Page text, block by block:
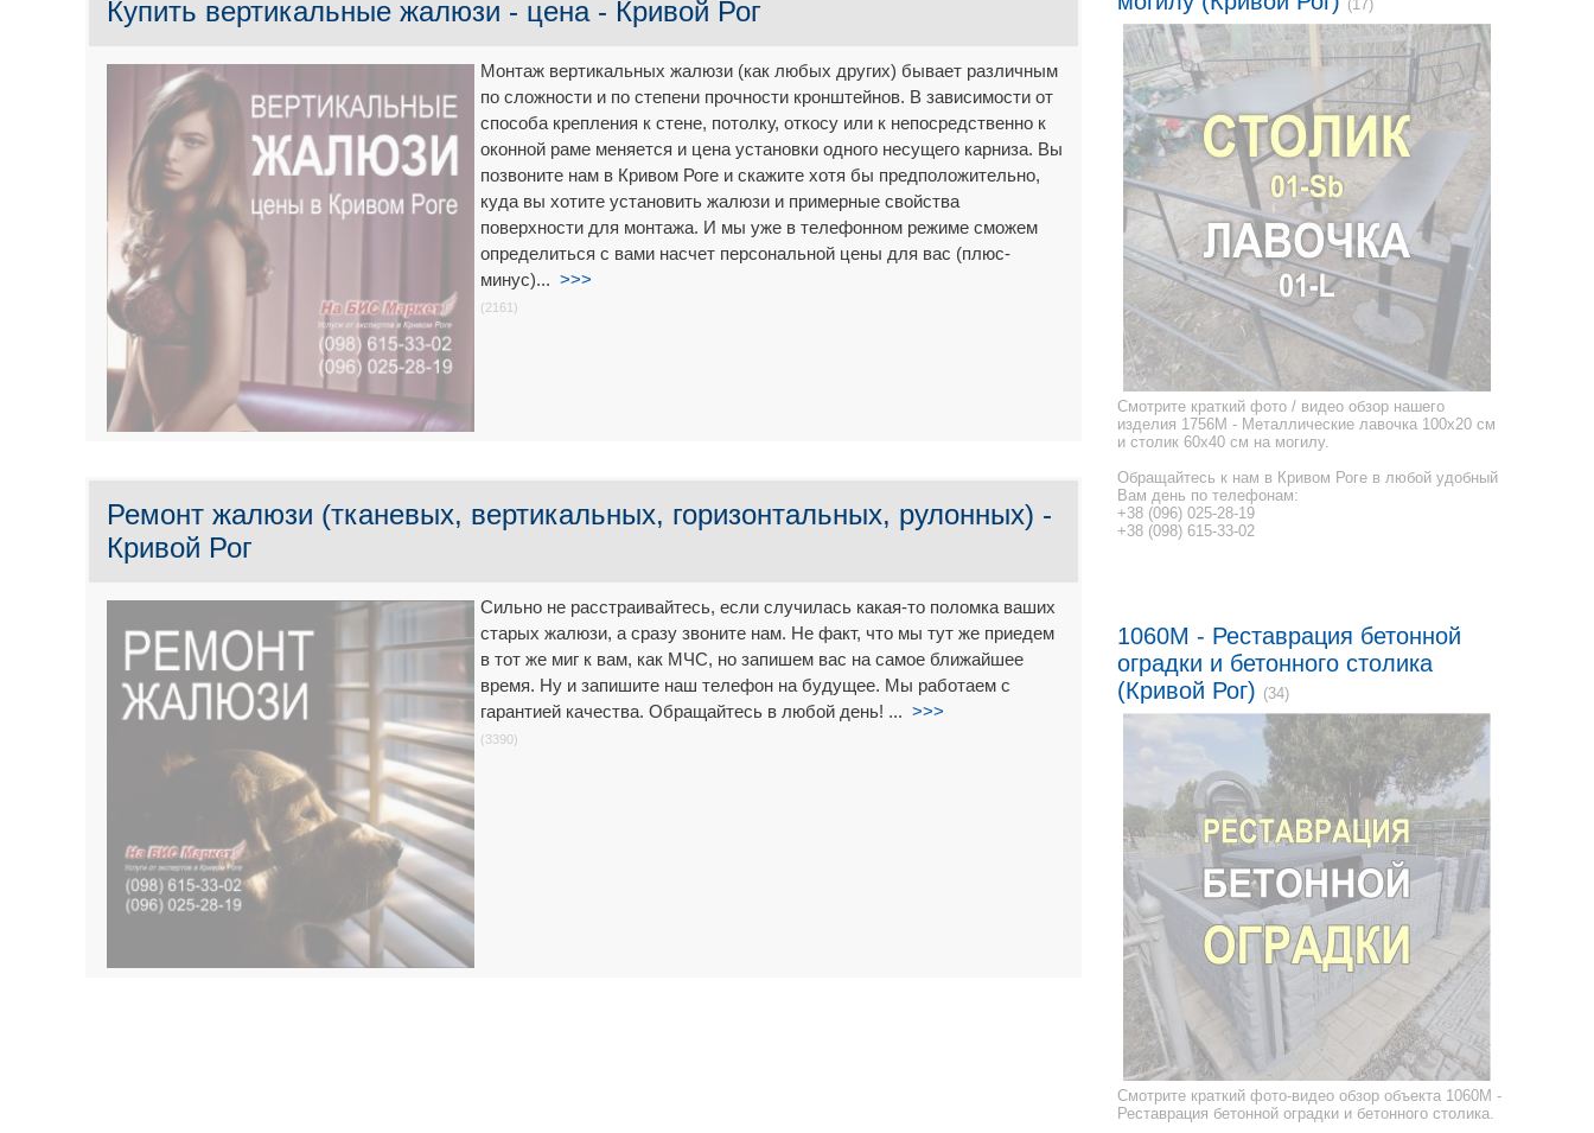
Купить вертикальные жалюзи - цена - Кривой Рог
Монтаж вертикальных жалюзи (как любых других) бывает различным
по сложности и по степени прочности кронштейнов. В зависимости от
способа крепления к стене, потолку, откосу или к непосредственно к
оконной раме меняется и цена установки одного несущего карниза. Вы
позвоните нам в Кривом Роге и скажите хотя бы предположительно,
куда вы хотите установить жалюзи и примерные свойства
поверхности для монтажа. И мы уже в телефонном режиме сможем
определиться с вами насчет персональной цены для вас (плюс-
минус)... >>>
(2161)
Ремонт жалюзи (тканевых, вертикальных, горизонтальных, рулонных) -
Кривой Рог
Сильно не расстраивайтесь, если случилась какая-то поломка ваших
старых жалюзи, а сразу звоните нам. Не факт, что мы тут же приедем
в тот же миг к вам, как МЧС, но запишем вас на самое ближайшее
время. Ну и запишите наш телефон на будущее. Мы работаем с
гарантией качества. Обращайтесь в любой день! ... >>>
(3390)
(17)
Смотрите краткий фото / видео обзор нашего
изделия 1756M - Металлические лавочка 100x20 см
и столик 60x40 см на могилу.
Обращайтесь к нам в Кривом Роге в любой удобный
Вам день по телефонам:
+38 (096) 025-28-19
+38 (098) 615-33-02
1060M - Реставрация бетонной
оградки и бетонного столика
(Кривой Рог) (34)
Смотрите краткий фото-видео обзор объекта 1060M -
Реставрация бетонной оградки и бетонного столика.